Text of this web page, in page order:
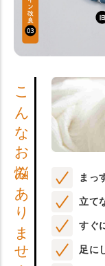
こんなお悩みありませんか？ まっ
立て
すぐ
足に